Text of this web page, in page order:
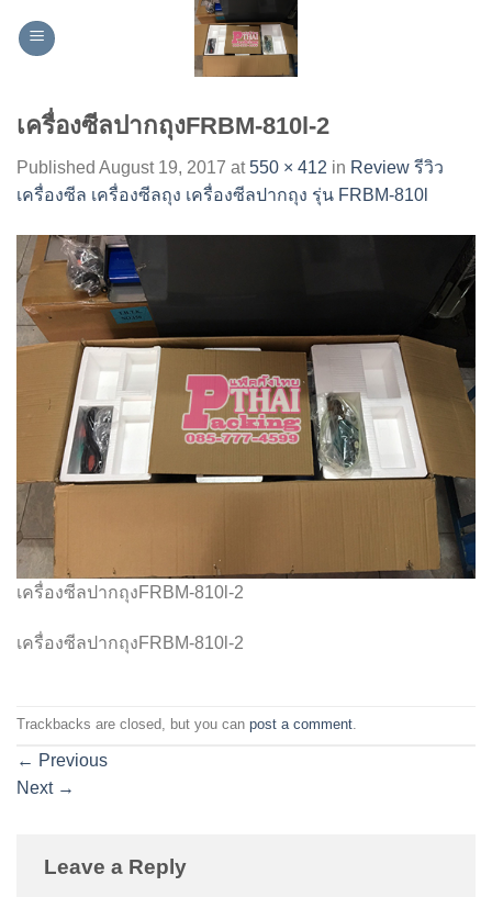
เครื่องซีลปากถุงFRBM-810l-2
Published August 19, 2017 at550 × 412 in Review รีวิว
เครื่องซีล เครื่องซีลถุง เครื่องซีลปากถุง รุ่น FRBM-810l
เครื่องซีลปากถุงFRBM-810l-2
เครื่องซีลปากถุงFRBM-810l-2
Trackbacks are closed, but you can post a comment.
← Previous
Next →
Leave a Reply